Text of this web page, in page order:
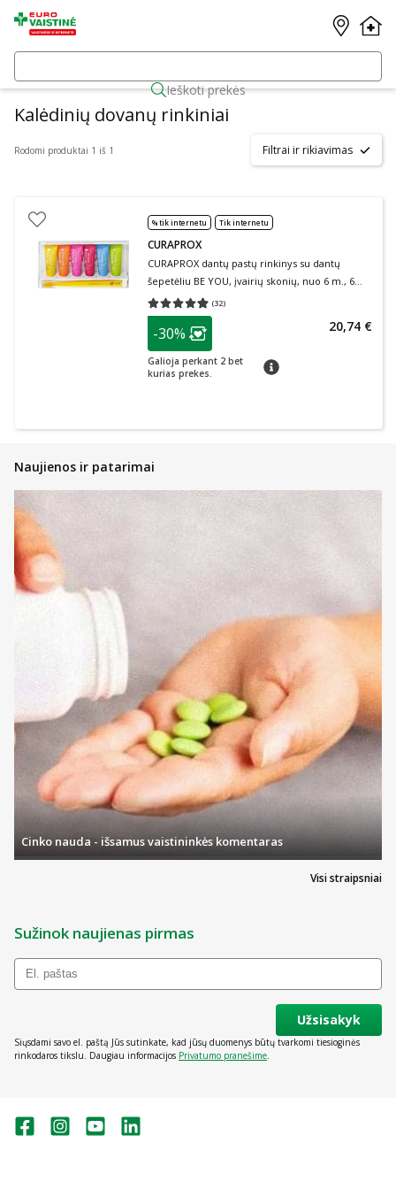
Ieškoti prekės
Kalėdinių dovanų rinkiniai
Rodomi produktai 1 iš 1 Filtrai ir rikiavimas
% tik internetu Tik internetu
CURAPROX
CURAPROX dantų pastų rinkinys su dantų
šepetėliu BE YOU, įvairių skonių, nuo 6 m., 6
vnt., 10 ml+dantų šepetėlis
(32)
Vidutinis įvertinimas 4.88
patarimas
Lojalumo klubo narių nuolaida
-30%
Galioja perkant 2 bet
kurias prekes.
patarimas
20,74 €
Naujienos ir patarimai
Visi straipsniai
Cinko nauda - išsamus vaistininkės komentaras
Sužinok naujienas pirmas
Užsisakyk
Siųsdami savo el. paštą Jūs sutinkate, kad jūsų duomenys būtų tvarkomi tiesioginės
rinkodaros tikslu. Daugiau informacijos Privatumo pranešime.